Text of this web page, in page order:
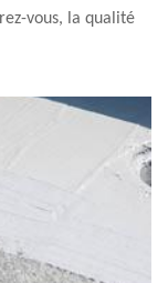
vous, la qualité